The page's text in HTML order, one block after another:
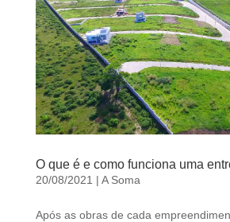
f
i
e
l
d
s
h
o
l
b
O que é e como funciona uma
20/08/2021 | A Soma
Após as obras de cada